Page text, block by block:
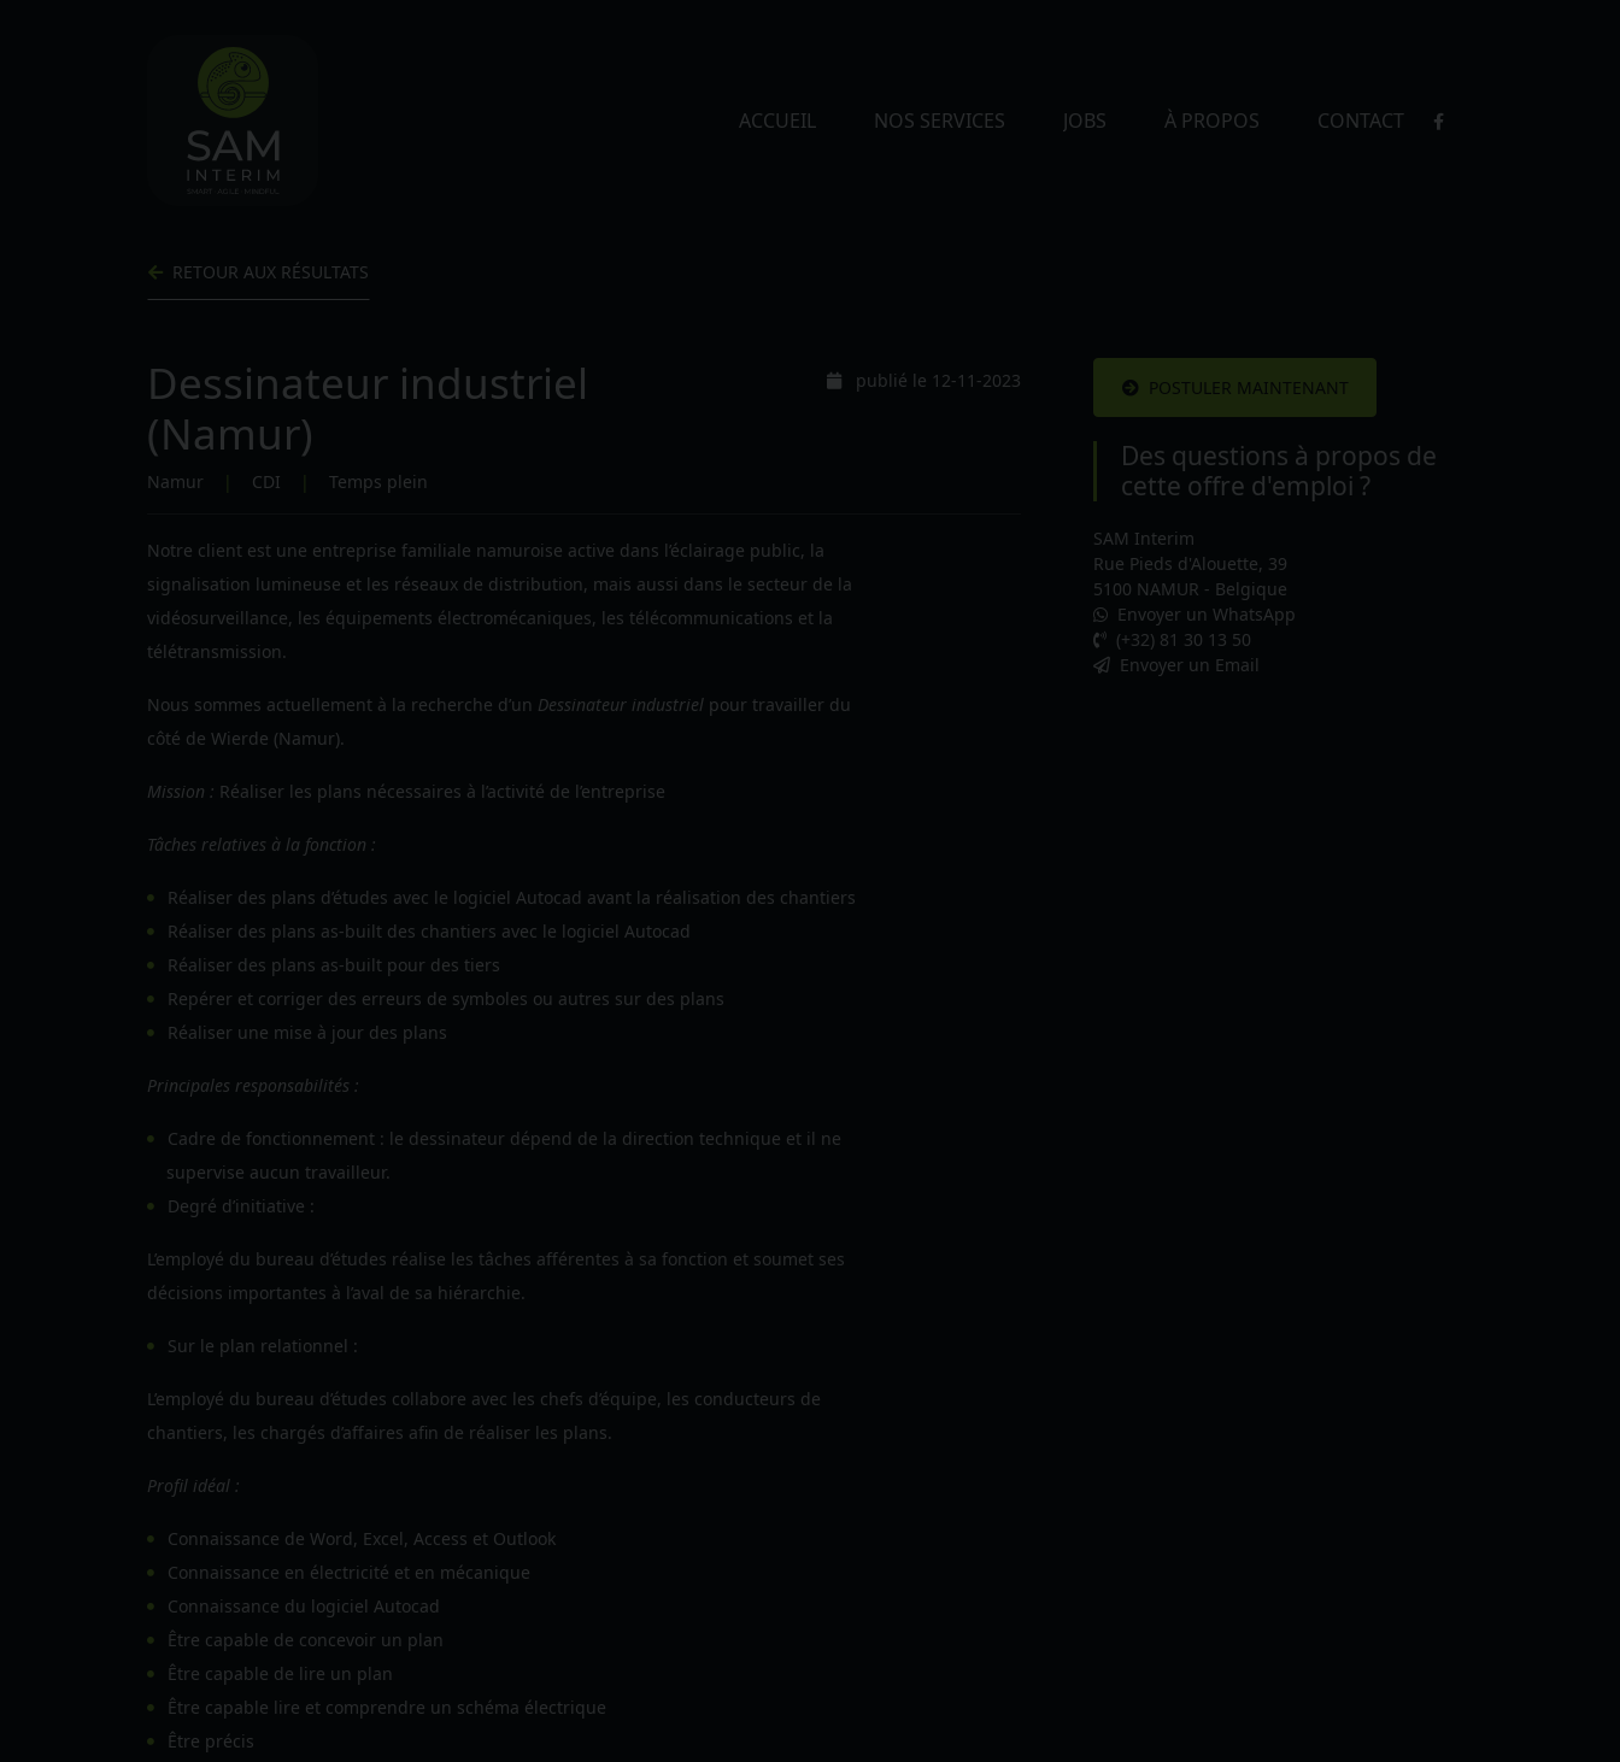
ACCUEIL NOS SERVICES JOBS À PROPOS CONTACT
RETOUR AUX RÉSULTATS
Dessinateur industriel
(Namur)
Namur CDI Temps plein
publié le 12-11-2023
Notre client est une entreprise familiale namuroise active dans l’éclairage public, la
signalisation lumineuse et les réseaux de distribution, mais aussi dans le secteur de la
vidéosurveillance, les équipements électromécaniques, les télécommunications et la
télétransmission.
Nous sommes actuellement à la recherche d’un Dessinateur industriel pour travailler du
côté de Wierde (Namur).
Mission : Réaliser les plans nécessaires à l’activité de l’entreprise
Tâches relatives à la fonction :
Réaliser des plans d’études avec le logiciel Autocad avant la réalisation des chantiers
Réaliser des plans as-built des chantiers avec le logiciel Autocad
Réaliser des plans as-built pour des tiers
Repérer et corriger des erreurs de symboles ou autres sur des plans
Réaliser une mise à jour des plans
Principales responsabilités :
Cadre de fonctionnement : le dessinateur dépend de la direction technique et il ne
supervise aucun travailleur.
Degré d’initiative :
L’employé du bureau d’études réalise les tâches afférentes à sa fonction et soumet ses
décisions importantes à l’aval de sa hiérarchie.
Sur le plan relationnel :
L’employé du bureau d’études collabore avec les chefs d’équipe, les conducteurs de
chantiers, les chargés d’affaires afin de réaliser les plans.
Profil idéal :
Connaissance de Word, Excel, Access et Outlook
Connaissance en électricité et en mécanique
Connaissance du logiciel Autocad
Être capable de concevoir un plan
Être capable de lire un plan
Être capable lire et comprendre un schéma électrique
Être précis
POSTULER MAINTENANT
Des questions à propos de
cette offre d'emploi ?
SAM Interim
Rue Pieds d'Alouette, 39
5100 NAMUR - Belgique
Envoyer un WhatsApp
(+32) 81 30 13 50
Envoyer un Email